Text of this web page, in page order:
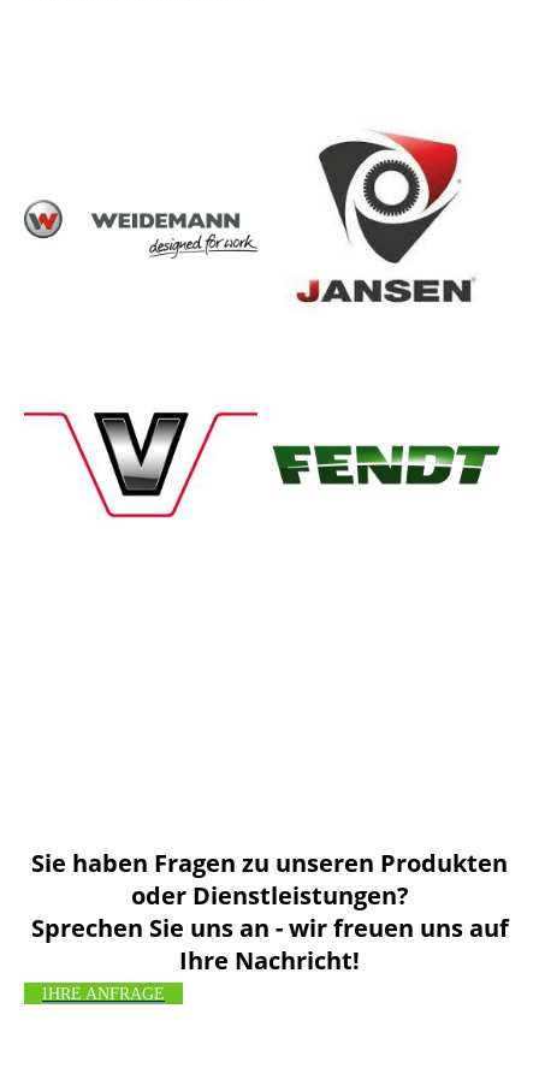
Sie haben Fragen zu unseren Produkten
oder Dienstleistungen?
Sprechen Sie uns an - wir freuen uns auf
Ihre Nachricht!
IHRE ANFRAGE